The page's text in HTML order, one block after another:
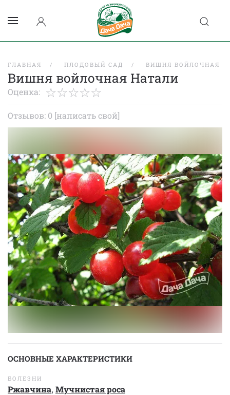
ГЛАВНАЯ ПЛОДОВЫЙ САД ВИШНЯ ВОЙЛОЧНАЯ
Вишня войлочная Натали
Оценка:
Отзывов: 0 [написать свой]
ОСНОВНЫЕ ХАРАКТЕРИСТИКИ
БОЛЕЗНИ
Ржавчина, Мучнистая роса